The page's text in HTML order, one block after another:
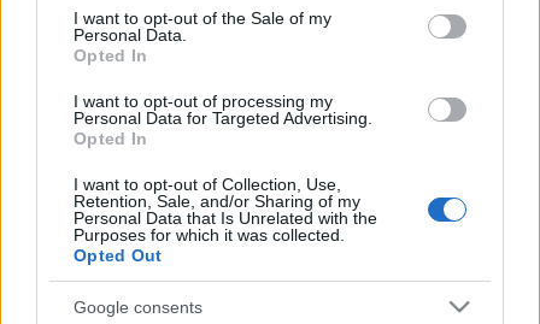
consent section.
I want to opt-out of the Sale of my
Personal Data.
Opted In
I want to opt-out of processing my
Personal Data for Targeted Advertising.
Opted In
I want to opt-out of Collection, Use,
Retention, Sale, and/or Sharing of my
Personal Data that Is Unrelated with the
Purposes for which it was collected.
Opted Out
Google consents
Ezt az együttműködést mutatja be a madridi tárlat harmadik
szekciója, arra is kitérve, hogy az elmélyülés a görög drámák
világában nyomott hagyott a művészek ezután készült
alkotásain is.
1924-ben ismét Jean Cocteau volt az, aki összehozta
Ezúttal Szergej Gyagilev
című balettelőadásán